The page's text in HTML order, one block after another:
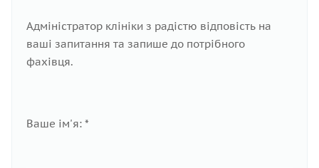
Адміністратор клініки з радістю відповість на
ваші запитання та запише до потрібного
фахівця.
Ваше ім'я: *